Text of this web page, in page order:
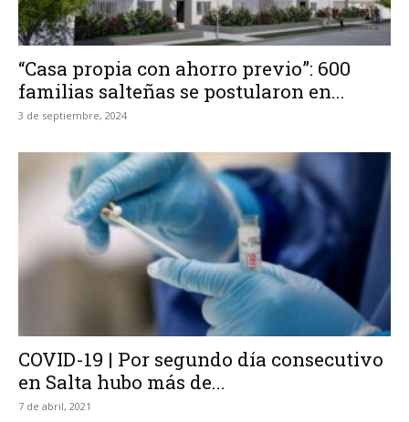
“Casa propia con ahorro previo”: 600
familias salteñas se postularon en...
3 de septiembre, 2024
COVID-19 | Por segundo día consecutivo
en Salta hubo más de...
7 de abril, 2021